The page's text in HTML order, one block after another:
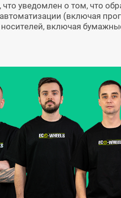
уведомлен о том, что
(включая
включая